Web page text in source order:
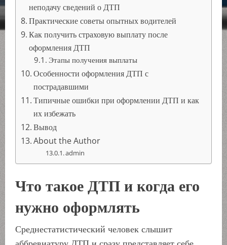
неподачу сведений о ДТП
Практические советы опытных водителей
Как получить страховую выплату после
оформления ДТП
Этапы получения выплаты
Особенности оформления ДТП с
пострадавшими
Типичные ошибки при оформлении ДТП и как
их избежать
Вывод
About the Author
admin
Что такое ДТП и когда его
нужно оформлять
Среднестатистический человек слышит